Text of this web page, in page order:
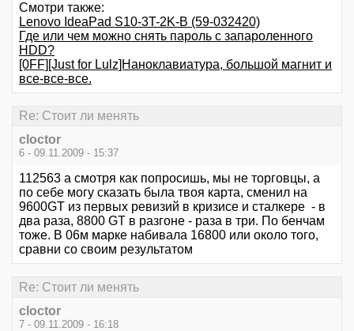
Смотри также:
Lenovo IdeaPad S10-3T-2K-B (59-032420)
Где или чем можно снять пароль с запароленного
HDD?
[0FF][Just for Lulz]Наноклавиатура, большой магнит и
все-все-все.
Re: Стоит ли менять
cloctor
6 - 09.11.2009 - 15:37
112563 а смотря как попросишь, мы не торговцы, а
по себе могу сказать была твоя карта, сменил на
9600GT из первых ревизий в кризисе и сталкере - в
два раза, 8800 GT в разгоне - раза в три. По бенчам
тоже. В 06м марке набивала 16800 или около того,
сравни со своим результатом
Re: Стоит ли менять
cloctor
7 - 09.11.2009 - 16:18